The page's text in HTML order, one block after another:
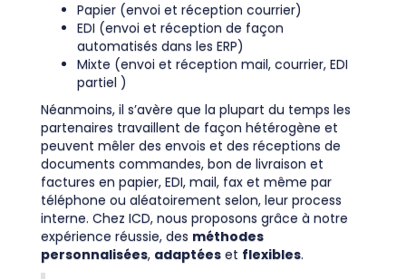
Papier (envoi et réception courrier)
EDI (envoi et réception de façon
automatisés dans les ERP)
Mixte (envoi et réception mail, courrier, EDI
partiel )
Néanmoins, il s’avère que la plupart du temps les
partenaires travaillent de façon hétérogène et
peuvent mêler des envois et des réceptions de
documents commandes, bon de livraison et
factures en papier, EDI, mail, fax et même par
téléphone ou aléatoirement selon, leur process
interne. Chez ICD, nous proposons grâce à notre
expérience réussie, des méthodes
personnalisées, adaptéeset flexibles.